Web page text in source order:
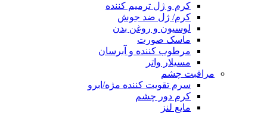
کرم و ژل ترمیم کننده
کرم/ ژل ضد جوش
لوسیون و روغن بدن
ماسک صورت
مرطوب کننده و آبرسان
مسیلار واتر
مراقبت چشم
سرم تقویت کننده مژه/ابرو
کرم دور چشم
مایع لنز